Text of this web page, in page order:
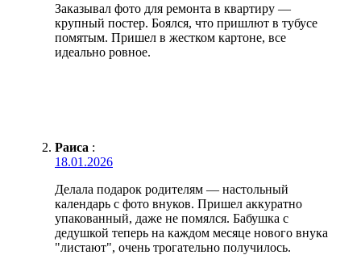
Заказывал фото для ремонта в квартиру —
крупный постер. Боялся, что пришлют в тубусе
помятым. Пришел в жестком картоне, все
идеально ровное.
Раиса :
18.01.2026
Делала подарок родителям — настольный
календарь с фото внуков. Пришел аккуратно
упакованный, даже не помялся. Бабушка с
дедушкой теперь на каждом месяце нового внука
"листают", очень трогательно получилось.